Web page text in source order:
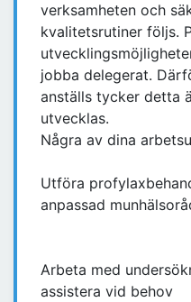
verksamheten och
kvalitetsrutiner följs.
jobba delegerat.
anställs tycker detta
utvecklas.
Några av dina
Utföra
anpassad
Arbeta med
assistera vid behov